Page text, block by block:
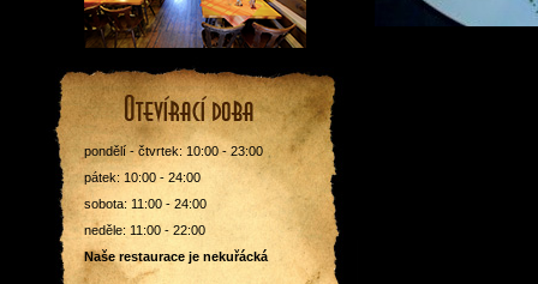
pondělí - čtvrtek: 10:00 - 23:00
pátek: 10:00 - 24:00
sobota: 11:00 - 24:00
neděle: 11:00 - 22:00
Naše restaurace je nekuřácká